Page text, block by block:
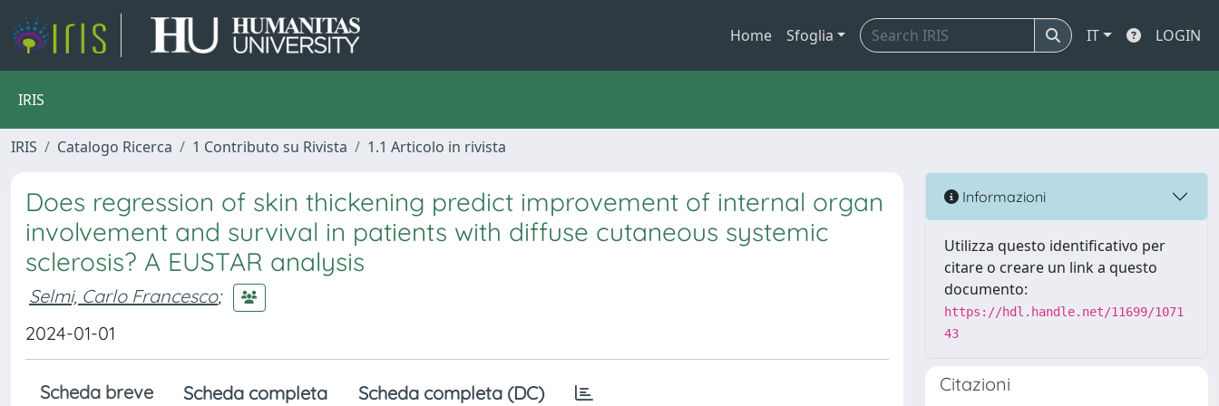
Home Sfoglia IT LOGIN
IRIS
IRIS Catalogo Ricerca 1 Contributo su Rivista 1.1 Articolo in rivista
Does regression of skin thickening predict improvement of internal organ
involvement and survival in patients with diffuse cutaneous systemic
sclerosis? A EUSTAR analysis
Selmi, Carlo Francesco;
2024-01-01
Scheda breve Scheda completa Scheda completa (DC)
Informazioni
Utilizza questo identificativo per
citare o creare un link a questo
documento:
https://hdl.handle.net/11699/1071
43
Citazioni